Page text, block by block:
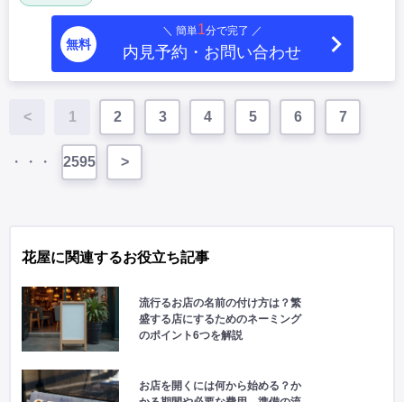
無料
＼ 簡単1分で完了 ／
内見予約・お問い合わせ
< 1 2 3 4 5 6 7
・・・ 2595 >
花屋に関連するお役立ち記事
流行るお店の名前の付け方は？繁
盛する店にするためのネーミング
のポイント6つを解説
お店を開くには何から始める？か